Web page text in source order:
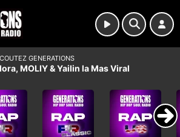
GENERATIONS
MOLIY & Yailin la Mas Viral